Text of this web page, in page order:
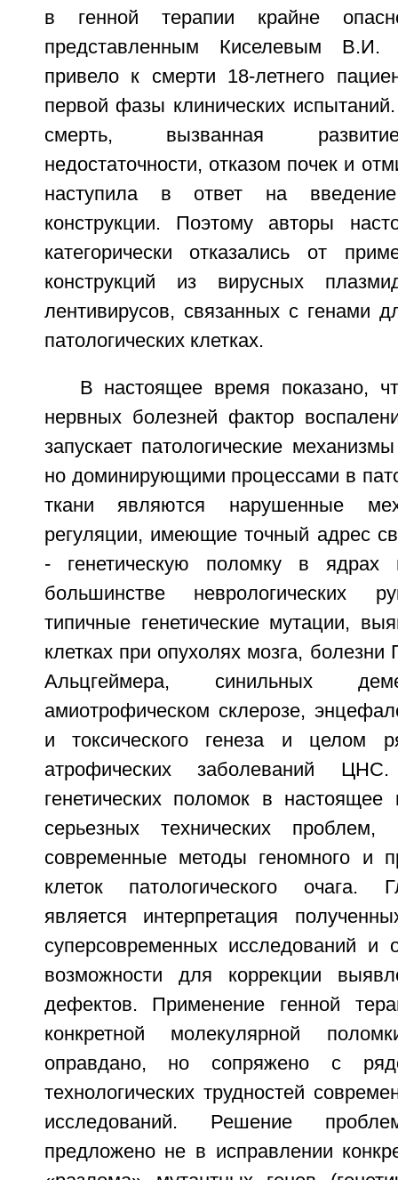
в генной терапии крайне
представленным Киселевым
привело к смерти 18-летнего
первой фазы клинических
смерть, вызванная
недостаточности, отказом почек и
наступила в ответ на введение
конструкции. Поэтому авторы
категорически отказались от
конструкций из вирусных
лентивирусов, связанных с генами
патологических клетках.
В настоящее время показано,
нервных болезней фактор
запускает патологические
но доминирующими процессами в
ткани являются нарушенные
регуляции, имеющие точный адрес
- генетическую поломку в ядрах
большинстве неврологических
типичные генетические мутации,
клетках при опухолях мозга, болезни
Альцгеймера, синильных
амиотрофическом склерозе,
и токсического генеза и целом
атрофических заболеваний
генетических поломок в
серьезных технических проблем,
современные методы геномного и
клеток патологического очага.
является интерпретация
суперсовременных исследований и
возможности для коррекции
дефектов. Применение генной
конкретной молекулярной
оправдано, но сопряжено с
технологических трудностей
исследований. Решение
предложено не в исправлении